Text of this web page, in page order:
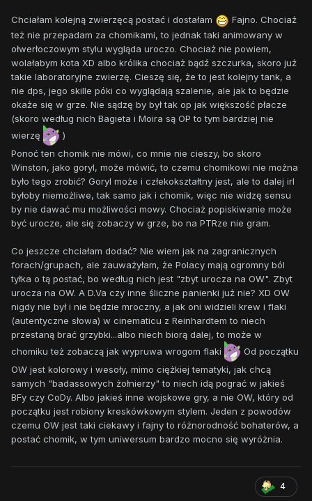
Chciałam kolejną zwierzęcą postać i dostałam
Fajno. Chociaż
też nie przepadam za chomikami, to jednak taki animowany w
ołwerłoczowym stylu wygląda uroczo. Chociaż nie powiem,
wolałabym kota XD albo królika chociaż bądź szczurka, skoro już
takie laboratoryjne zwierzę. Cieszę się, że to jest kolejny tank, a
nie dps, jego skille póki co wyglądają szalenie, ale jak to będzie
okaże się w grze. Nie sądzę by był tak op jak większość płacze
(skoro według nich Bagieta i Moira są OP to tym bardziej nie
wierzę
)
Ponoć ten chomik nie mówi, co mnie nie cieszy, bo skoro
Winston, jako goryl, może mówić, to czemu chomikowi nie można
było tego zrobić? Goryl może i człekokształtny jest, ale to dalej irl
byłoby niemożliwe, tak samo jak i chomik, więc nie widzę sensu
by nie dawać mu możliwości mowy. Chociaż popiskiwanie może
być urocze, ale się zobaczy w grze, bo na PTRze nie gram.
Co jeszcze chciałam dodać? Nie wiem jak na zagranicznych
forach/grupach, ale zauważyłam, że Polacy mają ogromny ból
tyłka o tą postać, bo według nich jest "zbyt urocza na OW". Zbyt
urocza na OW. A D.Va czy inne śliczne panienki już nie? XD OW
nigdy nie był i nie będzie mroczny, a jak oni widzieli krew i flaki
(autentyczne słowa) w cinematicu z Reinhardtem to niech
przestaną brać grzybki...albo niech biorą dalej, to może w
chomiku też zobaczą jak wypruwa wrogom flaki
Od początku
OW jest kolorowy i wesoły, mimo ciężkiej tematyki, jak chcą
samych "badassowych żołnierzy" to niech idą pograć w jakieś
BFy czy CoDy. Albo jakieś inne wojskowe gry, a nie OW, który od
początku jest robiony kreskówkowym stylem. Jeden z powodów
czemu OW jest taki ciekawy i fajny to różnorodność bohaterów, a
postać chomik, w tym uniwersum bardzo mocno się wyróżnia.
4